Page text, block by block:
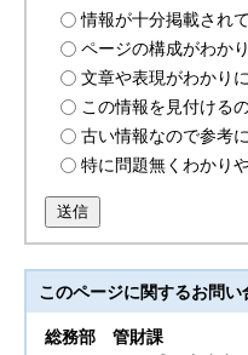
情報が十分掲載され
ページの構成がわか
文章や表現がわかり
この情報を見付ける
古い情報なので参考
特に問題無くわかり
送信
このページに関するお問い
総務部管財課